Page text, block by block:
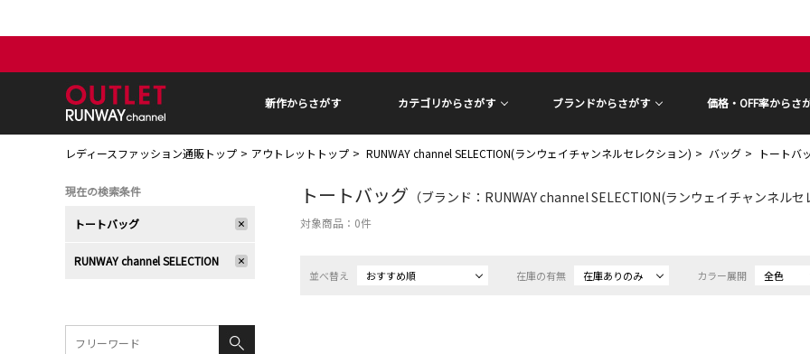
新作からさがす カテゴリからさがす ブランドからさがす 価格・OFF率からさ
レディースファッション通販トップ アウトレットトップ RUNWAY channel SELECTION(ランウェイチャンネルセレクション) バッグ トートバ
トートバッグ （ブランド：RUNWAY channel SELECTION(ランウェイチャンネル
対象商品： 0件
並べ替え おすすめ順 在庫の有無 在庫ありのみ カラー展開 全色
現在の検索条件
トートバッグ
RUNWAY channel SELECTION